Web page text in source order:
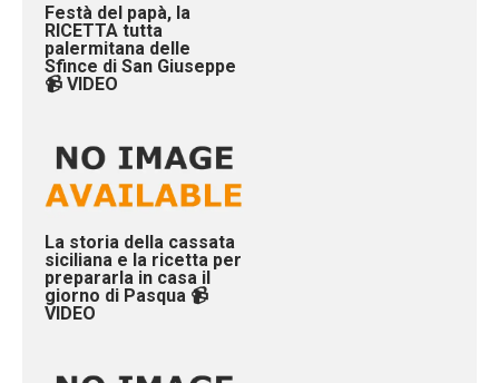
Festà del papà, la
RICETTA tutta
palermitana delle
Sfince di San Giuseppe
📹 VIDEO
La storia della cassata
siciliana e la ricetta per
prepararla in casa il
giorno di Pasqua 📹
VIDEO